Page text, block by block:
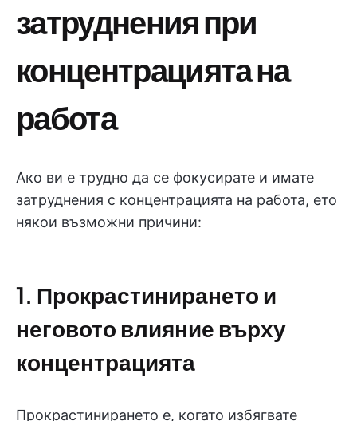
затруднения при
концентрацията на
работа
Ако ви е трудно да се фокусирате и имате
затруднения с концентрацията на работа, ето
някои възможни причини:
1. Прокрастинирането и
неговото влияние върху
концентрацията
Прокрастинирането е, когато избягвате